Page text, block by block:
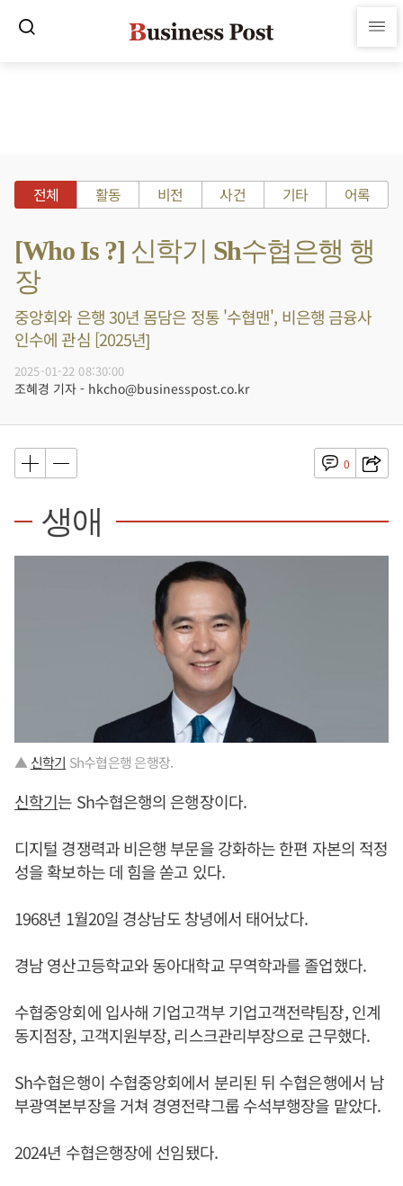
전체 활동 비전 사건 기타 어록
[Who Is ?] 신학기 Sh수협은행 행
장
중앙회와 은행 30년 몸담은 정통 '수협맨', 비은행 금융사
인수에 관심 [2025년]
2025-01-22 08:30:00
조혜경 기자 - hkcho@businesspost.co.kr
0
생애
▲ 신학기 Sh수협은행 은행장.
신학기는 Sh수협은행의 은행장이다.
디지털 경쟁력과 비은행 부문을 강화하는 한편 자본의 적정
성을 확보하는 데 힘을 쏟고 있다.
1968년 1월20일 경상남도 창녕에서 태어났다.
경남 영산고등학교와 동아대학교 무역학과를 졸업했다.
수협중앙회에 입사해 기업고객부 기업고객전략팀장, 인계
동지점장, 고객지원부장, 리스크관리부장으로 근무했다.
Sh수협은행이 수협중앙회에서 분리된 뒤 수협은행에서 남
부광역본부장을 거쳐 경영전략그룹 수석부행장을 맡았다.
2024년 수협은행장에 선임됐다.